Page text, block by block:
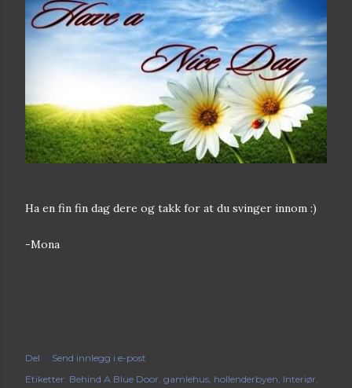
Ha en fin fin dag dere og takk for at du svinger innom :)
-Mona
Del
Send innlegg i e-post
Etiketter: Behind A Blue Door gamlehus hollenderbyen Interiør